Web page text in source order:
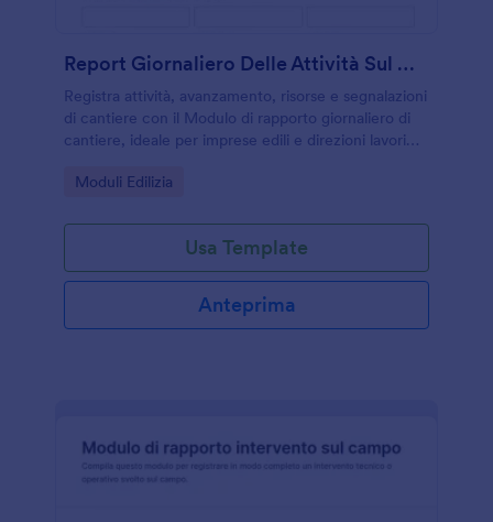
Report Giornaliero Delle Attività Sul Campo
Registra attività, avanzamento, risorse e segnalazioni
di cantiere con il Modulo di rapporto giornaliero di
cantiere, ideale per imprese edili e direzioni lavori
con Jotform.
Go to Category:
Moduli Edilizia
Usa Template
Anteprima